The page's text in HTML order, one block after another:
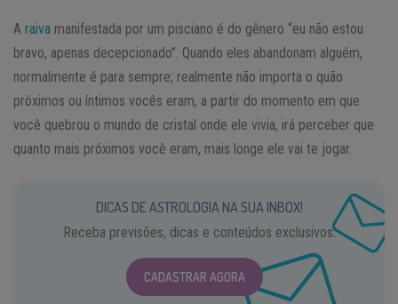
A raiva manifestada por um pisciano é do gênero “eu não estou
bravo, apenas decepcionado”. Quando eles abandonam alguém,
normalmente é para sempre; realmente não importa o quão
próximos ou íntimos vocês eram, a partir do momento em que
você quebrou o mundo de cristal onde ele vivia, irá perceber que
quanto mais próximos você eram, mais longe ele vai te jogar.
DICAS DE ASTROLOGIA NA SUA INBOX!
Receba previsões, dicas e conteúdos exclusivos.
CADASTRAR AGORA